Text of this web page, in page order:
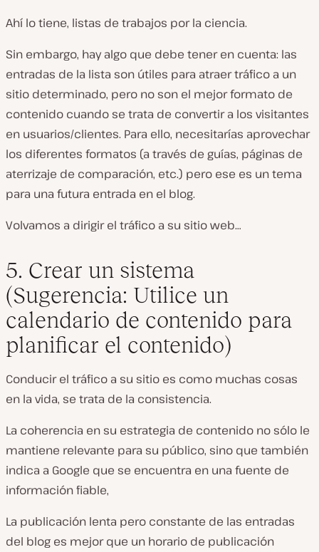
Ahí lo tiene, listas de trabajos por la ciencia.
Sin embargo, hay algo que debe tener en cuenta: las
entradas de la lista son útiles para atraer tráfico a un
sitio determinado, pero no son el mejor formato de
contenido cuando se trata de convertir a los visitantes
en usuarios/clientes. Para ello, necesitarías aprovechar
los diferentes formatos (a través de guías, páginas de
aterrizaje de comparación, etc.) pero ese es un tema
para una futura entrada en el blog.
Volvamos a dirigir el tráfico a su sitio web…
5. Crear un sistema
(Sugerencia: Utilice un
calendario de contenido para
planificar el contenido)
Conducir el tráfico a su sitio es como muchas cosas
en la vida, se trata de la consistencia.
La coherencia en su estrategia de contenido no sólo le
mantiene relevante para su público, sino que también
indica a Google que se encuentra en una fuente de
información fiable,
La publicación lenta pero constante de las entradas
del blog es mejor que un horario de publicación